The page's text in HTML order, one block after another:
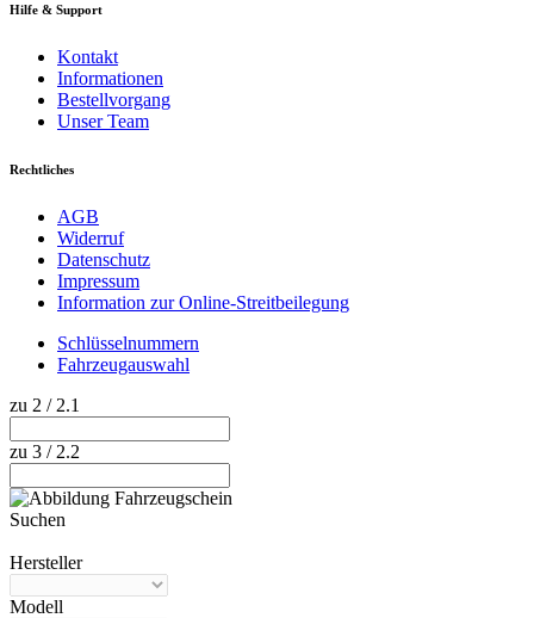
Hilfe & Support
Kontakt
Informationen
Bestellvorgang
Unser Team
Rechtliches
AGB
Widerruf
Datenschutz
Impressum
Information zur Online-Streitbeilegung
Schlüsselnummern
Fahrzeugauswahl
zu 2 / 2.1
zu 3 / 2.2
Suchen
Hersteller
Modell